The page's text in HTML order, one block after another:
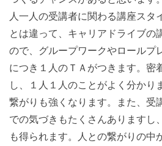
人一人の受講者に関わる講座スタ
とは違って、キャリアドライブの
ので、グループワークやロールプ
につき１人のＴＡがつきます。密
し、１人１人のことがよく分かり
繋がりも強くなります。また、受
での気づきもたくさんありますし
も得られます。人との繋がりの中